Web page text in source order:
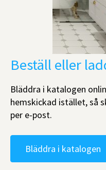
Beställ eller
Bläddra i katalogen
hemskickad istället, så
per e-post.
Bläddra i katalogen